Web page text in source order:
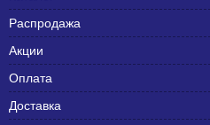
Распродажа
Акции
Оплата
Доставка